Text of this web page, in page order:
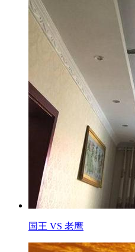
国王 VS 老鹰